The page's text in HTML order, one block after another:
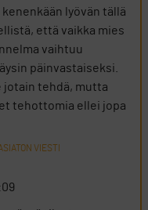
lyövän tällä
että vaikka mies
vaihtuu
päinvastaiseksi.
jotain tehdä, mutta
tehottomia ellei jopa
VIESTI